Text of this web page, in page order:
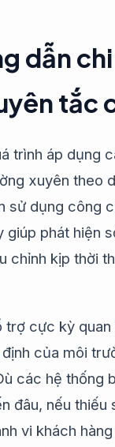
dẫn
tắc
trình áp dụng
xuyên theo
sử dụng công
giúp phát hiện
chỉnh kịp thời
trợ cực kỳ quan
của môi
các hệ thống
đâu, nếu thiếu
vi khách